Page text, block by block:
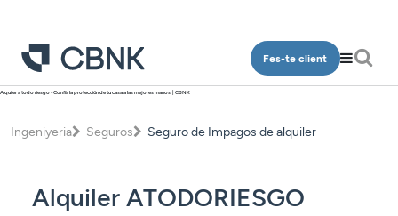
Fes-te client
Particulars
Comptes
Finançament
Qui som
Contacte
Alquiler a todo riesgo - Confía la protección de tu casa a las mejores manos | CBNK
Ingeniyeria Seguros Seguro de Impagos de alquiler
Alquiler ATODORIESGO